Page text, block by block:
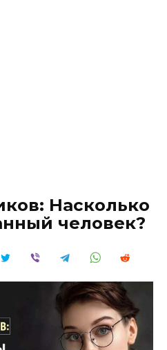
Насколько
человек?